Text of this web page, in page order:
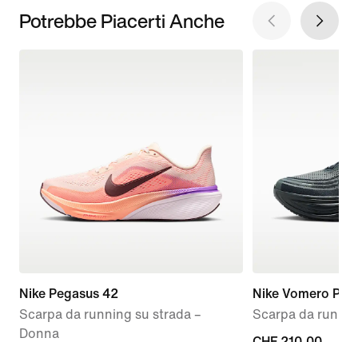
Potrebbe Piacerti Anche
Nike Pegasus 42
Scarpa da running su strada –
Donna
Nike Vomero Plus
Scarpa da